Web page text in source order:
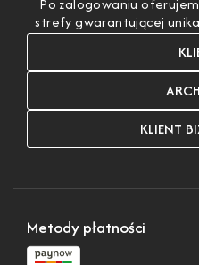
Po zalogowaniu
strefy gwarantującej
KLIENT
Metody płatności